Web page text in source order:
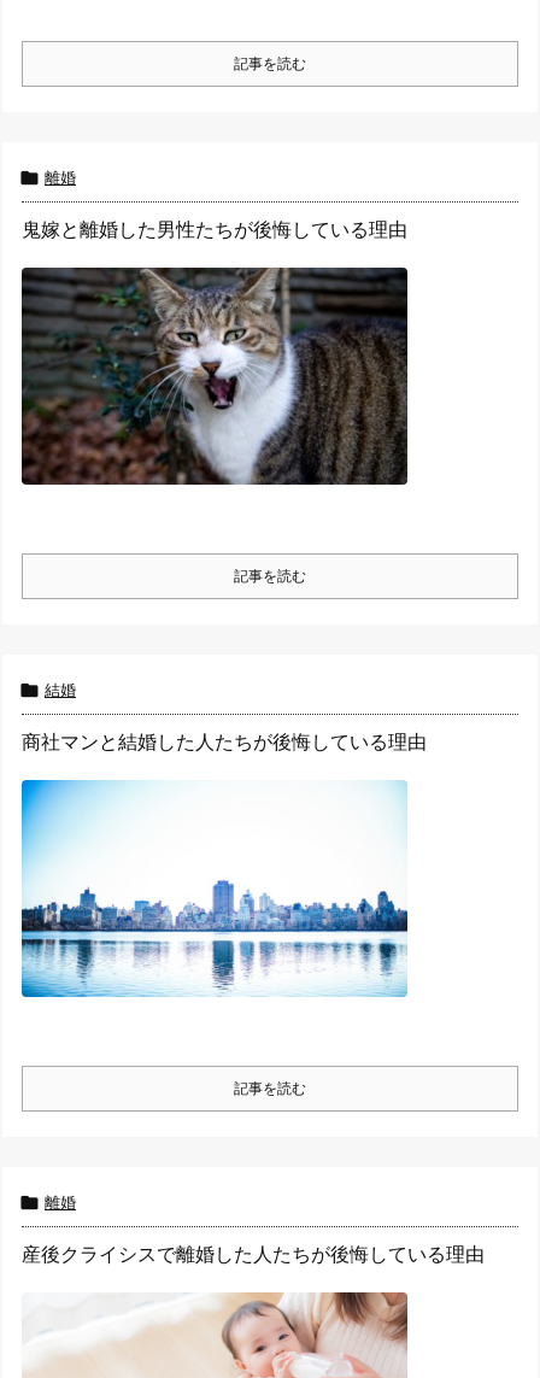
記事を読む
 離婚
鬼嫁と離婚した男性たちが後悔している理由
記事を読む
 結婚
商社マンと結婚した人たちが後悔している理由
記事を読む
 離婚
産後クライシスで離婚した人たちが後悔している理由